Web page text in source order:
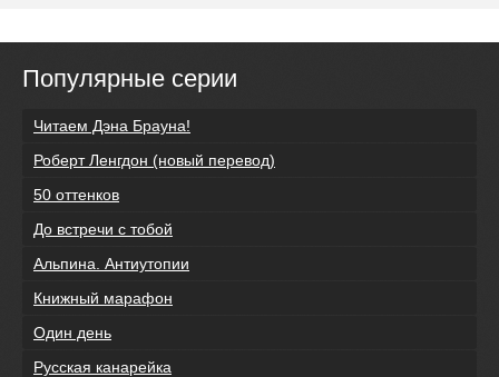
Популярные серии
Читаем Дэна Брауна!
Роберт Ленгдон (новый перевод)
50 оттенков
До встречи с тобой
Альпина. Антиутопии
Книжный марафон
Один день
Русская канарейка